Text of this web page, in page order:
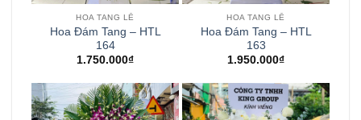
HOA TANG LỄ
Hoa Đám Tang – HTL
164
1.750.000₫
HOA TANG LỄ
Hoa Đám Tang – HTL
163
1.950.000₫